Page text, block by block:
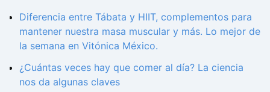
Diferencia entre Tábata y HIIT, complementos para
mantener nuestra masa muscular y más. Lo mejor de
la semana en Vitónica México.
¿Cuántas veces hay que comer al día? La ciencia
nos da algunas claves